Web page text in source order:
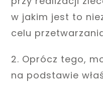
w jakim jest to
celu
2. Oprócz tego,
na podstawie